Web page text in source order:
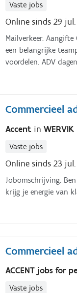
Vaste jobs
Online sinds 29
Mailverkeer.
een belangrijke
voordelen. ADV
Commercieel
Accent inWERVIK
Vaste jobs
Online sinds 23
Jobomschrijving.
krijg je energie van
Commercieel
ACCENT jobs for
Vaste jobs